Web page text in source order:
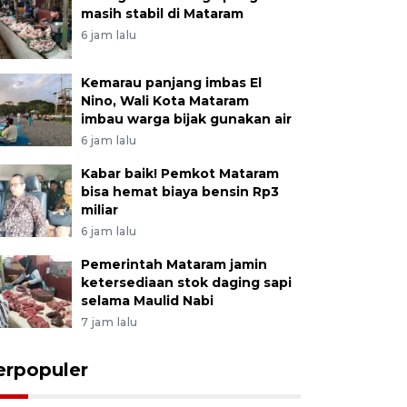
masih stabil di Mataram
6 jam lalu
Kemarau panjang imbas El
Nino, Wali Kota Mataram
imbau warga bijak gunakan air
6 jam lalu
Kabar baik! Pemkot Mataram
bisa hemat biaya bensin Rp3
miliar
6 jam lalu
Pemerintah Mataram jamin
ketersediaan stok daging sapi
selama Maulid Nabi
7 jam lalu